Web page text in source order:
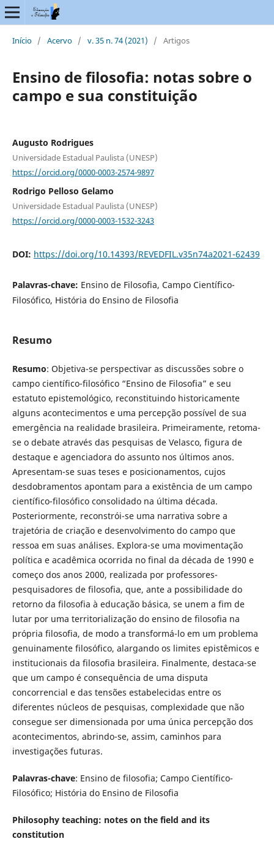
Início / Acervo / v. 35 n. 74 (2021) / Artigos
Ensino de filosofia: notas sobre o
campo e sua constituição
Augusto Rodrigues
Universidade Estadual Paulista (UNESP)
https://orcid.org/0000-0003-2574-9897
Rodrigo Pelloso Gelamo
Universidade Estadual Paulista (UNESP)
https://orcid.org/0000-0003-1532-3243
DOI: https://doi.org/10.14393/REVEDFIL.v35n74a2021-62439
Palavras-chave: Ensino de Filosofia, Campo Científico-
Filosófico, História do Ensino de Filosofia
Resumo
Resumo: Objetiva-se perspectivar as discussões sobre o
campo científico-filosófico “Ensino de Filosofia” e seu
estatuto epistemológico, reconstituindo historicamente
alguns acontecimentos e uma percepção possível de sua
emergência na realidade brasileira. Primeiramente, retoma-
se o debate através das pesquisas de Velasco, figura de
destaque e agenciadora do assunto nos últimos anos.
Apresentam-se suas teses e posicionamentos, cujos
desdobramentos apontam para a existência de um campo
científico-filosófico consolidado na última década.
Posteriormente, reconstrói-se uma narrativa sobre a
trajetória de criação e desenvolvimento do campo que
ressoa em suas análises. Explora-se uma movimentação
política e acadêmica ocorrida no final da década de 1990 e
começo dos anos 2000, realizada por professores-
pesquisadores de filosofia, que, ante a possibilidade do
retorno da filosofia à educação básica, se unem a fim de
lutar por uma territorialização do ensino de filosofia na
própria filosofia, de modo a transformá-lo em um problema
genuinamente filosófico, alargando os limites epistêmicos e
institucionais da filosofia brasileira. Finalmente, destaca-se
que um campo é consequência de uma disputa
concorrencial e das tensões estabelecidas entre os
diferentes núcleos de pesquisas, complexidade que não
consegue ser dimensionada por uma única percepção dos
acontecimentos, abrindo-se, assim, caminhos para
investigações futuras.
Palavras-chave: Ensino de filosofia; Campo Científico-
Filosófico; História do Ensino de Filosofia
Philosophy teaching: notes on the field and its
constitution